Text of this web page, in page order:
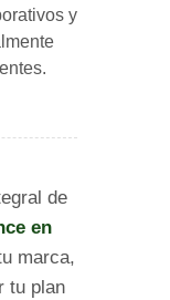
y
de
en
marca,
tu plan